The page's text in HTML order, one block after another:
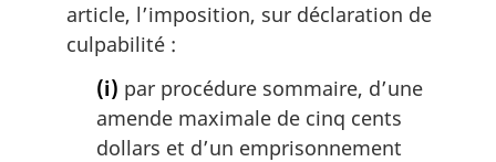
article, l’imposition, sur déclaration de
culpabilité :
(i) par procédure sommaire, d’une
amende maximale de cinq cents
dollars et d’un emprisonnement